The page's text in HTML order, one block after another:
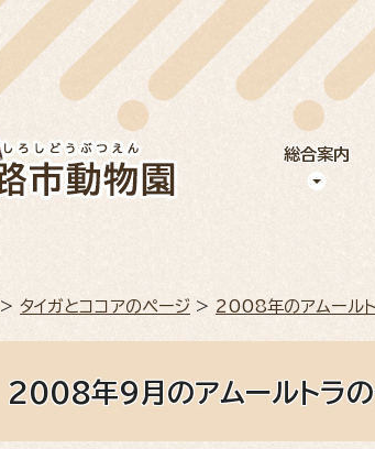
総合案内
> タイガとココアのページ > 2008年のアムールト
2008年9月のアムールトラの